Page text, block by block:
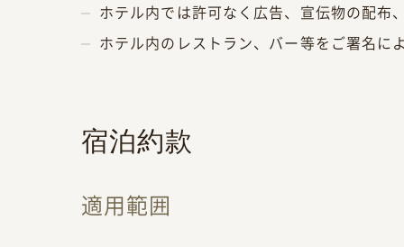
ホテル内では許可なく広告、宣伝物の配布
ホテル内のレストラン、バー等をご署名に
宿泊約款
適用範囲